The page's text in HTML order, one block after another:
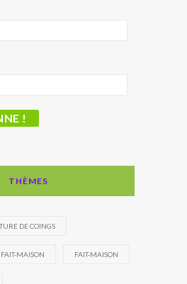
THÈMES
DE COINGS
MAISON FAIT-MAISON